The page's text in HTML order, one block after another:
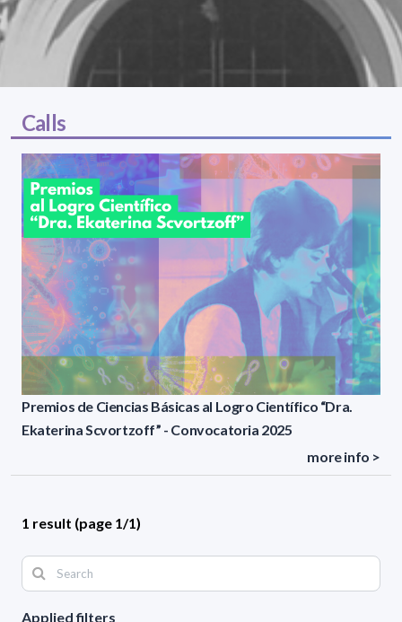
Applied filters
Calls
Premios de Ciencias Básicas al Logro Científico “Dra.
Ekaterina Scvortzoff” - Convocatoria 2025
more info >
1 result (page 1/1)